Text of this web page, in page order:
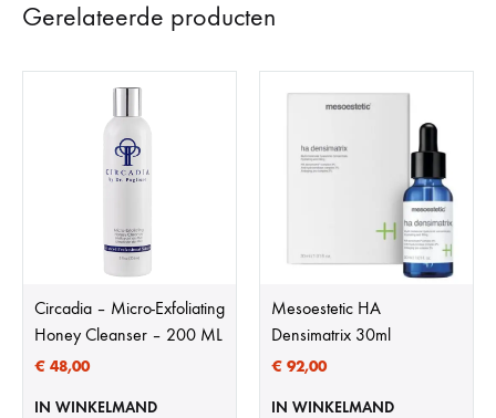
Gerelateerde producten
Circadia – Micro-Exfoliating
Honey Cleanser – 200 ML
€ 48,00
IN WINKELMAND
Mesoestetic HA
Densimatrix 30ml
€ 92,00
IN WINKELMAND